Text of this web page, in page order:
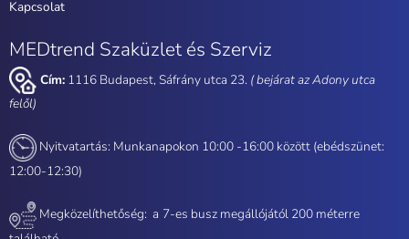
Kapcsolat
MEDtrend Szaküzlet és Szerviz
Cím: 1116 Budapest, Sáfrány utca 23. ( bejárat az Adony utca
felől)
Nyitvatartás: Munkanapokon 10:00 -16:00 között (ebédszünet:
12:00-12:30)
Megközelíthetőség: a 7-es busz megállójától 200 méterre